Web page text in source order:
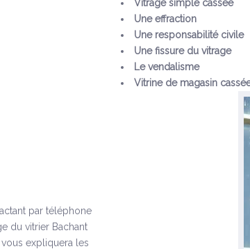
par téléphone
du vitrier Bachant
expliquera les
Vitrage simple cassée
Une effraction
Une responsabilité civile
Une fissure du vitrage
Le vendalisme
Vitrine de magasin